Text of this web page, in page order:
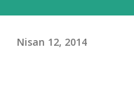
Nisan 12, 2014